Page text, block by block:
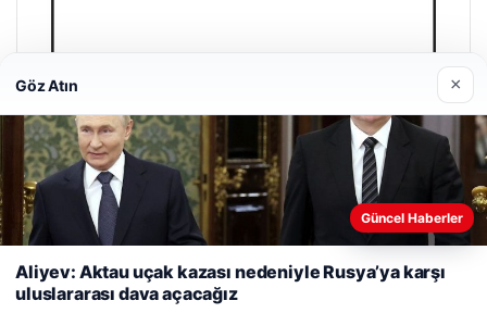
Enes Kaplan Avukatlık Bürosu
28/04/2026
Web sitemizi nasıl kullandığınızı daha iyi anlayabilmek,
kullanıyoruz.Çerez Politikamız
Göz Atın ×
Güncel Haberler
Aliyev: Aktau uçak kazası nedeniyle Rusya’ya karşı
uluslararası dava açacağız